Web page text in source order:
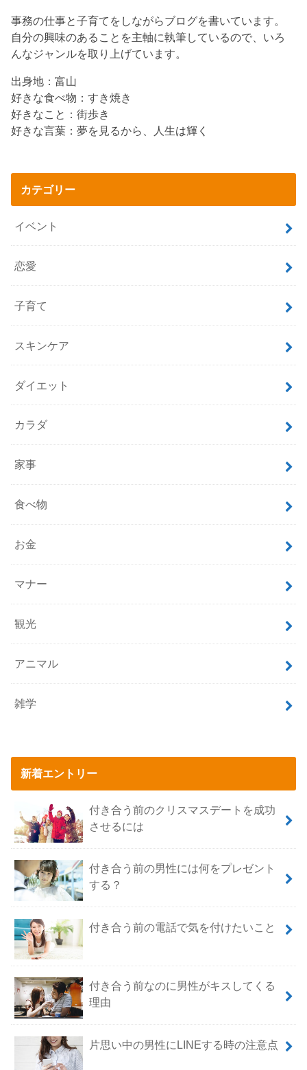
事務の仕事と子育てをしながらブログを書いています。
自分の興味のあることを主軸に執筆しているので、いろ
んなジャンルを取り上げています。
出身地：富山
好きな食べ物：すき焼き
好きなこと：街歩き
好きな言葉：夢を見るから、人生は輝く
カテゴリー
イベント
恋愛
子育て
スキンケア
ダイエット
カラダ
家事
食べ物
お金
マナー
観光
アニマル
雑学
新着エントリー
付き合う前のクリスマスデートを成功
させるには
付き合う前の男性には何をプレゼント
する？
付き合う前の電話で気を付けたいこと
付き合う前なのに男性がキスしてくる
理由
片思い中の男性にLINEする時の注意点